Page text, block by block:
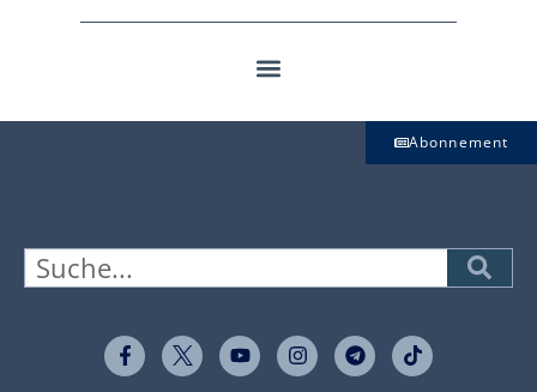
Abonnement